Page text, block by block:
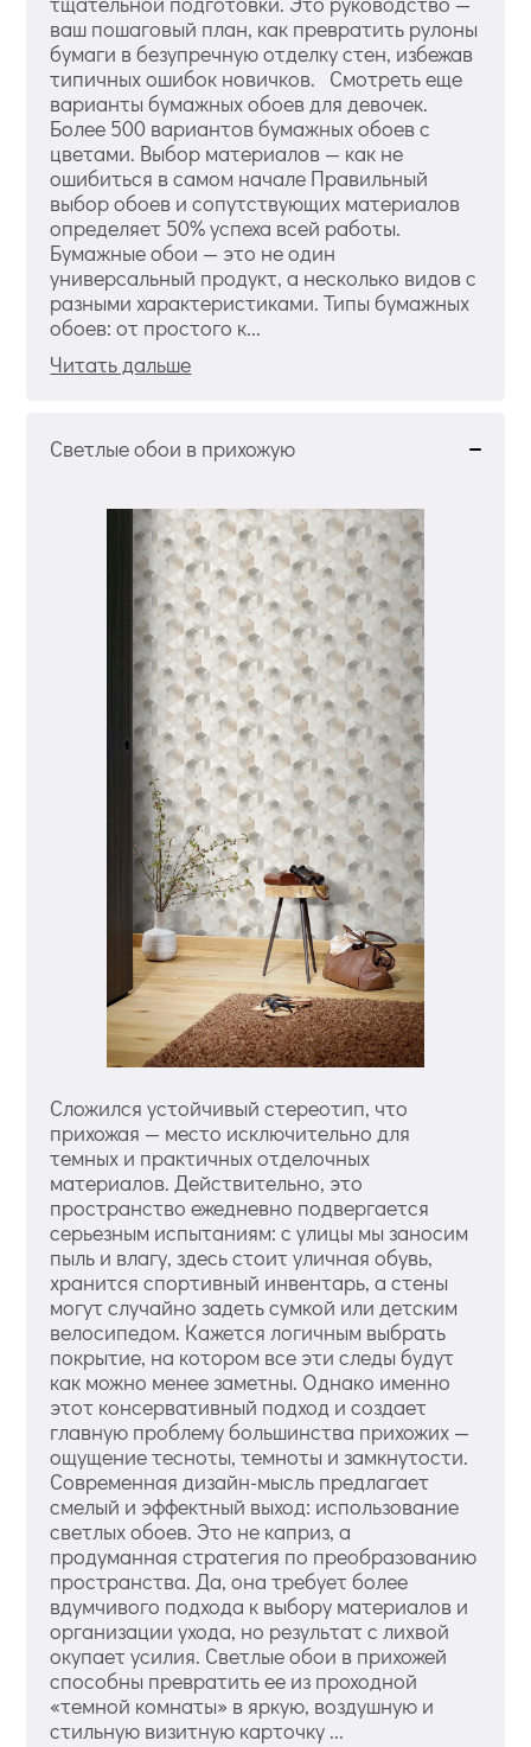
ваш пошаговый план, как превратить рулоны
бумаги в безупречную отделку стен, избежав
типичных ошибок новичков. Смотреть еще
варианты бумажных обоев для девочек.
Более 500 вариантов бумажных обоев с
цветами. Выбор материалов — как не
ошибиться в самом начале Правильный
выбор обоев и сопутствующих материалов
определяет 50% успеха всей работы.
Бумажные обои — это не один
универсальный продукт, а несколько видов с
разными характеристиками. Типы бумажных
обоев: от простого к...
Читать дальше
Светлые обои в прихожую
Сложился устойчивый стереотип, что
прихожая — место исключительно для
темных и практичных отделочных
материалов. Действительно, это
пространство ежедневно подвергается
серьезным испытаниям: с улицы мы заносим
пыль и влагу, здесь стоит уличная обувь,
хранится спортивный инвентарь, а стены
могут случайно задеть сумкой или детским
велосипедом. Кажется логичным выбрать
покрытие, на котором все эти следы будут
как можно менее заметны. Однако именно
этот консервативный подход и создает
главную проблему большинства прихожих —
ощущение тесноты, темноты и замкнутости.
Современная дизайн-мысль предлагает
смелый и эффектный выход: использование
светлых обоев. Это не каприз, а
продуманная стратегия по преобразованию
пространства. Да, она требует более
вдумчивого подхода к выбору материалов и
организации ухода, но результат с лихвой
окупает усилия. Светлые обои в прихожей
способны превратить ее из проходной
«темной комнаты» в яркую, воздушную и
стильную визитную карточку ...